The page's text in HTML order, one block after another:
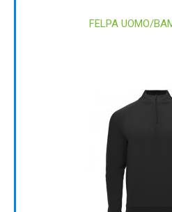
FELPA UOMO/